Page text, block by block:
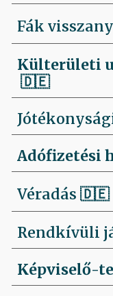
Fák
Külterületi
🇩🇪
Adófizetési
Véradás🇩🇪
Rendkívüli
Képviselő-